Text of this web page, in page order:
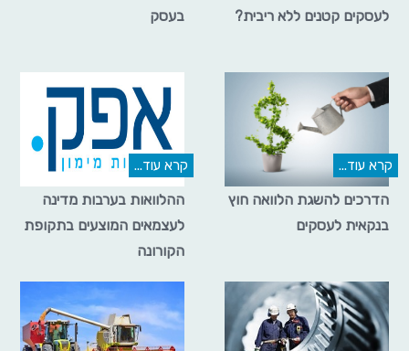
לעסקים קטנים ללא ריבית?
בעסק
קרא עוד...
הדרכים להשגת הלוואה חוץ
בנקאית לעסקים
קרא עוד...
ההלוואות בערבות מדינה
לעצמאים המוצעים בתקופת
הקורונה